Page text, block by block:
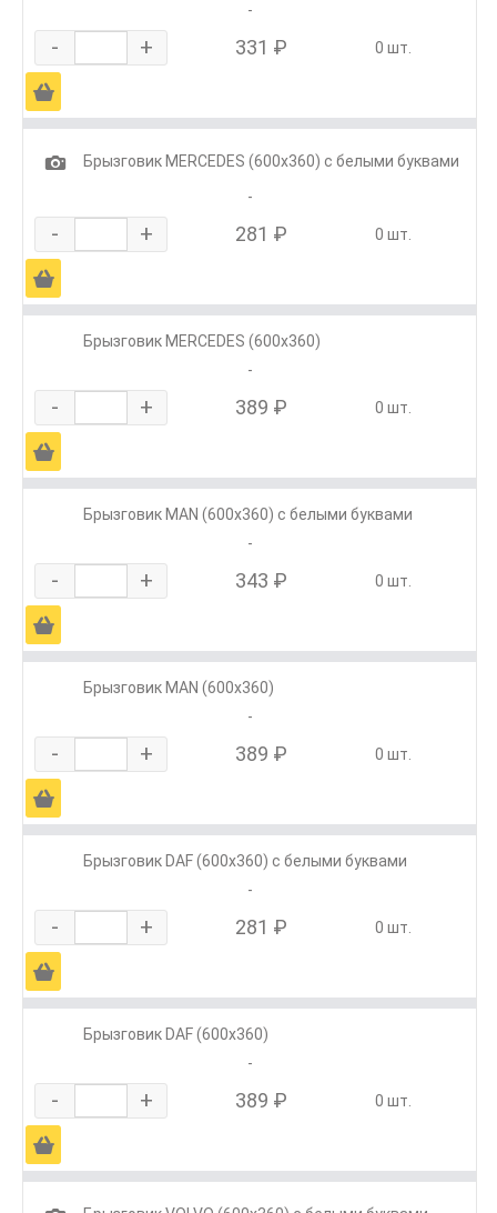
-
- + 331 ₽ 0 шт.
Ä
1
Брызговик MERCEDES (600х360) с белыми буквами
-
- + 281 ₽ 0 шт.
Ä
Брызговик MERCEDES (600х360)
-
- + 389 ₽ 0 шт.
Ä
Брызговик MAN (600х360) с белыми буквами
-
- + 343 ₽ 0 шт.
Ä
Брызговик MAN (600х360)
-
- + 389 ₽ 0 шт.
Ä
Брызговик DAF (600х360) с белыми буквами
-
- + 281 ₽ 0 шт.
Ä
Брызговик DAF (600х360)
-
- + 389 ₽ 0 шт.
Ä